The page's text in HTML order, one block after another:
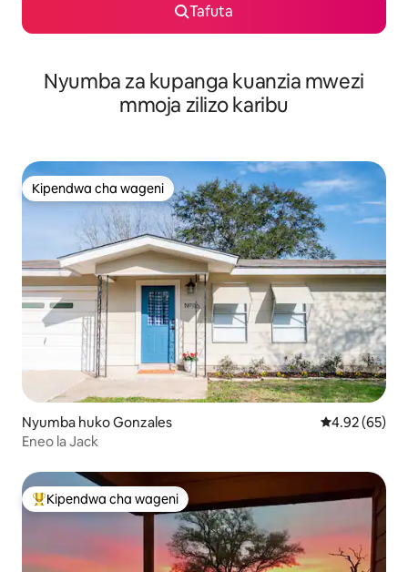
Tafuta
Nyumba za kupanga kuanzia mwezi
mmoja zilizo karibu
Kipendwa cha wageni
Kipendwa cha wageni
Nyumba huko Gonzales Ukadiriaji wa
4.92 (65)
Eneo la Jack
Kipendwa maarufu cha wageni
Kipendwa cha wageni